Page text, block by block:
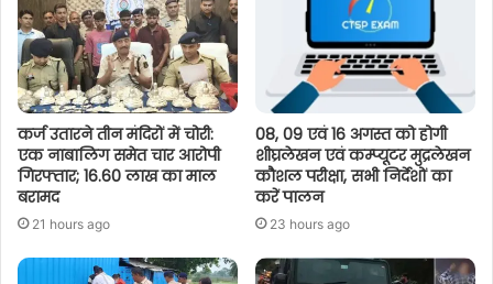
कर्ज उतारने तीन मंदिरों में चोरी:
एक नाबालिग समेत चार आरोपी
गिरफ्तार; 16.60 लाख का माल
बरामद
21 hours ago
08, 09 एवं 16 अगस्त को होगी
शीघ्रलेखन एवं कम्प्यूटर मुद्रलेखन
कौशल परीक्षा, सभी निर्देशों का
करें पालन
23 hours ago